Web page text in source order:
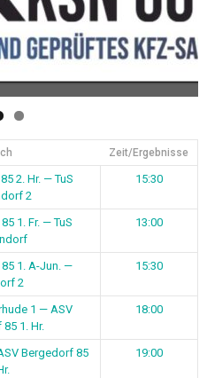
Zeit/Ergebnisse
2. Hr. — TuS
2
15:30
1. Fr. — TuS
13:00
1. A-Jun. —
2
15:30
1 — ASV
1. Hr.
18:00
Bergedorf 85
19:00